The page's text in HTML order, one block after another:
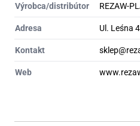
Výrobca/distribútor REZAW-
Adresa Ul. Leśna
Kontakt
Web